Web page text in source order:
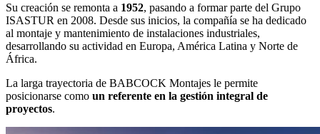
Su creación se remonta a 1952, pasando a formar parte del Grupo
ISASTUR en 2008. Desde sus inicios, la compañía se ha dedicado
al montaje y mantenimiento de instalaciones industriales,
desarrollando su actividad en Europa, América Latina y Norte de
África.
La larga trayectoria de BABCOCK Montajes le permite
posicionarse como un referente en la gestión integral de
proyectos.